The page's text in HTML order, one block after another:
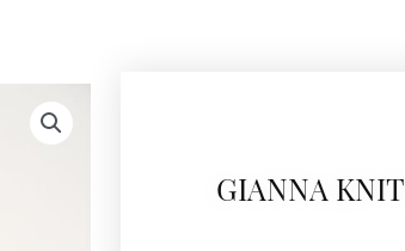
GIANNA KNIT